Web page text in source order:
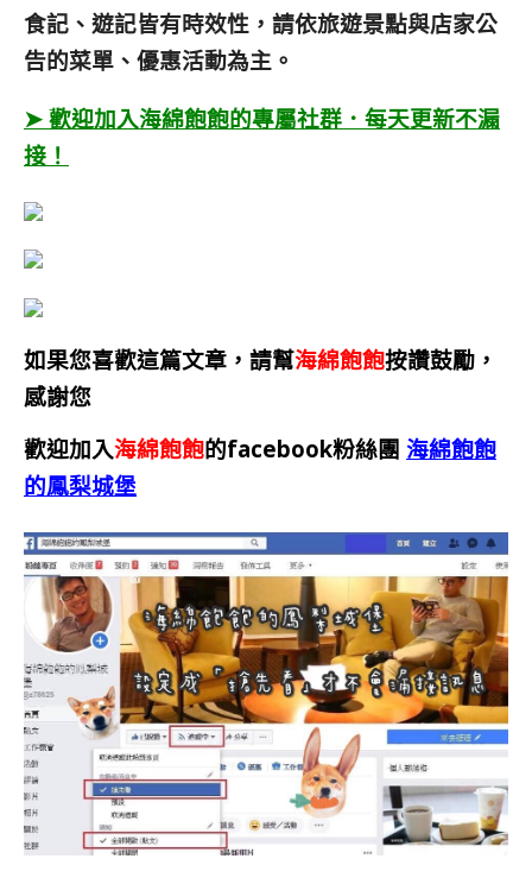
食記、遊記皆有時效性，請依旅遊景點與店家公
告的菜單、優惠活動為主。
➤ 歡迎加入海綿飽飽的專屬社群．每天更新不漏
接！
如果您喜歡這篇文章，請幫海綿飽飽按讚鼓勵，
感謝您
歡迎加入海綿飽飽的facebook粉絲團 海綿飽飽
的鳳梨城堡